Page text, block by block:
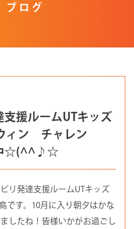
ブログ
支援ルームUTキッズ
ィン チャレン
中☆(^^♪☆
リ発達支援ルームUTキッズ
です。10月に入り朝夕はかな
したね！皆様いかがお過ごし